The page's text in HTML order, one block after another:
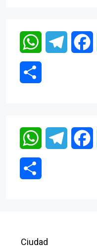
WhatsAppTelegram
WhatsAppTelegram
Ciudad